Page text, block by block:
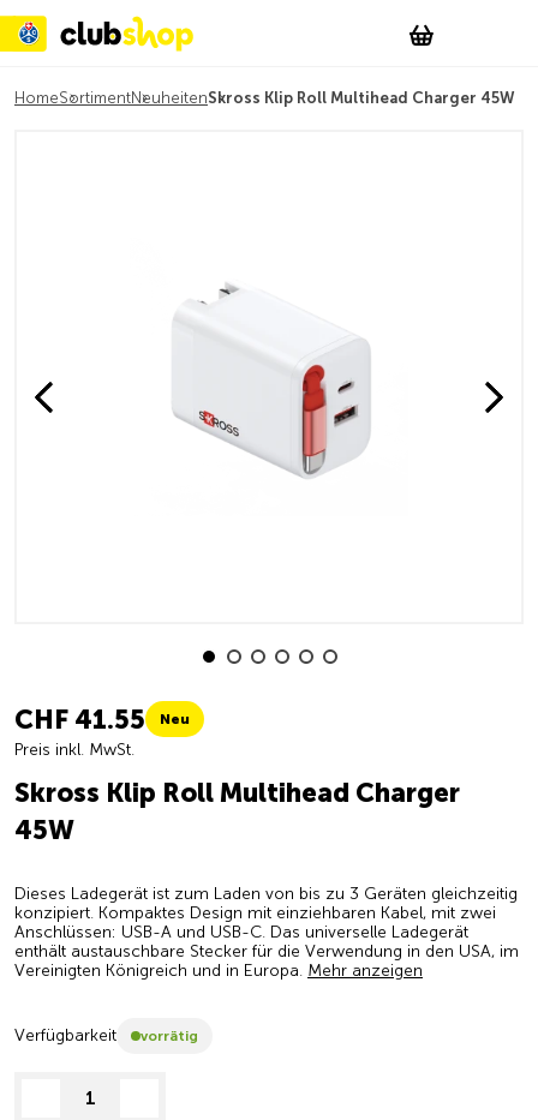
Account
WishList
HomeSortimentNeuheitenSkross Klip Roll Multihead Charger 45W
CHF 41.55 Neu
Preis inkl. MwSt.
Skross Klip Roll Multihead Charger
45W
Dieses Ladegerät ist zum Laden von bis zu 3 Geräten gleichzeitig
konzipiert. Kompaktes Design mit einziehbaren Kabel, mit zwei
Anschlüssen: USB-A und USB-C. Das universelle Ladegerät
enthält austauschbare Stecker für die Verwendung in den USA, im
Vereinigten Königreich und in Europa. Mehr anzeigen
Verfügbarkeit vorrätig
decrease quantity